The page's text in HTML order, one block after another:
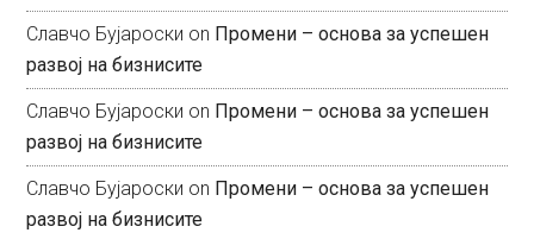
Славчо Бујароски on Промени – основа за успешен
развој на бизнисите
Славчо Бујароски on Промени – основа за успешен
развој на бизнисите
Славчо Бујароски on Промени – основа за успешен
развој на бизнисите